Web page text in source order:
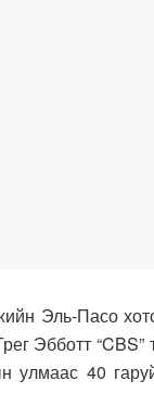
Эль-Пасо
Эбботт
улмаас 40